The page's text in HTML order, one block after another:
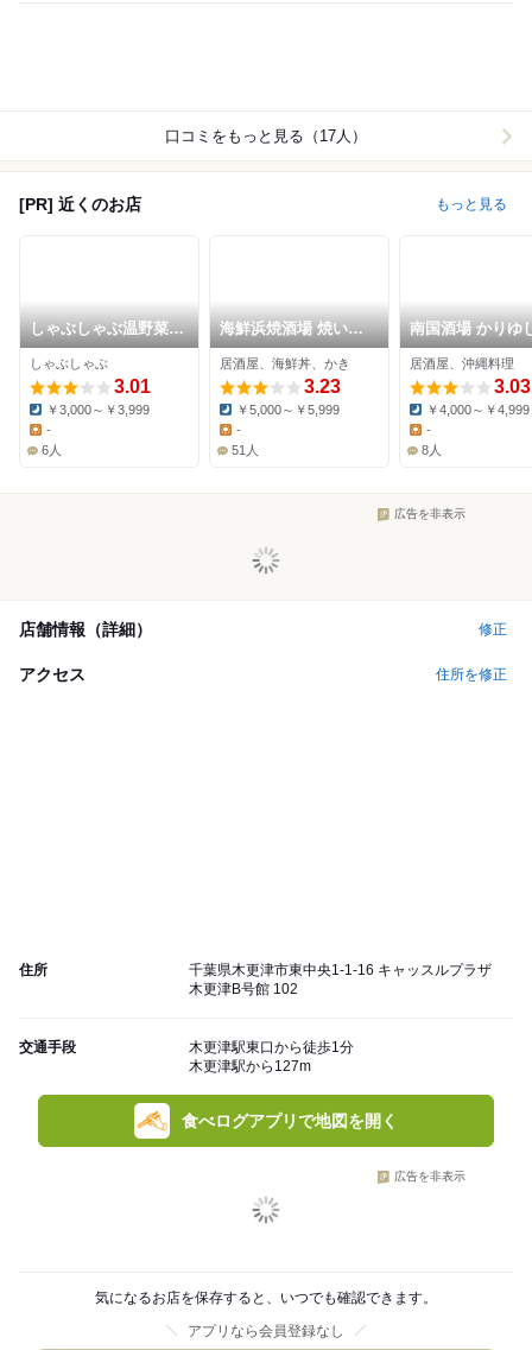
口コミをもっと見る（17人）
[PR] 近くのお店 もっと見る
しゃぶしゃぶ温野菜
木更津店
しゃぶしゃぶ
3.01
Dinner:
￥3,000～￥3,999
Lunch:
-
6人
海鮮浜焼酒場 焼いち
ゃっ亭
居酒屋、海鮮丼、かき
3.23
Dinner:
￥5,000～￥5,999
Lunch:
-
51人
南国酒場 かりゆ
居酒屋、沖縄料理
3.03
Dinner:
￥4,000～￥4,999
Lunch:
-
8人
広告を非表示
店舗情報（詳細） 修正
アクセス 住所を修正
住所
千葉県木更津市東中央1-1-16 キャッスルプラザ
木更津B号館 102
交通手段
木更津駅東口から徒歩1分
木更津駅から127m
食べログアプリで地図を開く
広告を非表示
気になるお店を保存すると、いつでも確認できます。
アプリなら会員登録なし